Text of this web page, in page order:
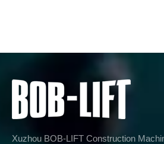
Xuzhou BOB-LIFT Construction